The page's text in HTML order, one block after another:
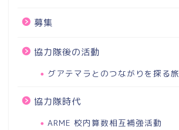
募集
協力隊後の活動
グアテマラとのつながりを探る旅
協力隊時代
ARME 校内算数相互補強活動